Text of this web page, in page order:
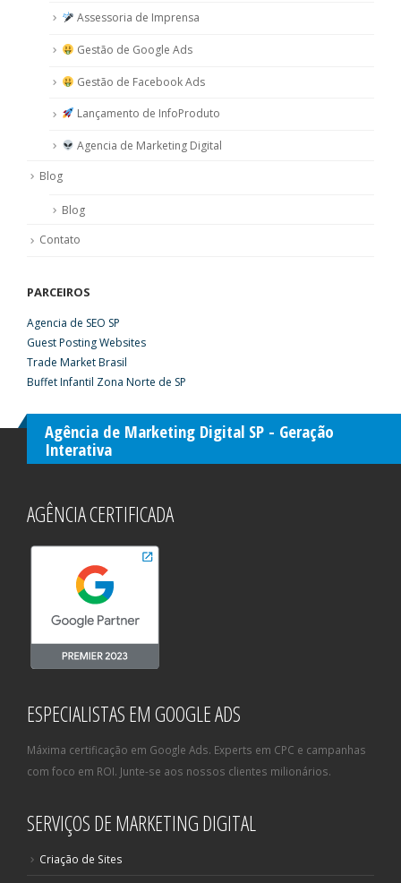
Assessoria de Imprensa
Gestão de Google Ads
Gestão de Facebook Ads
Lançamento de InfoProduto
Agencia de Marketing Digital
Blog
Blog
Contato
PARCEIROS
Agencia de SEO SP
Guest Posting Websites
Trade Market Brasil
Buffet Infantil Zona Norte de SP
Agência de Marketing Digital SP - Geração
Interativa
AGÊNCIA CERTIFICADA
ESPECIALISTAS EM GOOGLE ADS
Máxima certificação em Google Ads. Experts em CPC e campanhas
com foco em ROI. Junte-se aos nossos clientes milionários.
SERVIÇOS DE MARKETING DIGITAL
Criação de Sites